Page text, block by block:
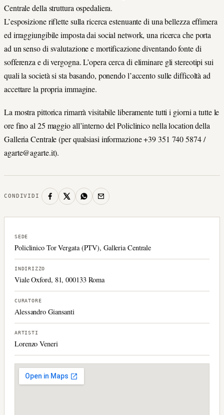
Centrale della struttura ospedaliera.
L’esposizione riflette sulla ricerca estenuante di una bellezza effimera
ed irraggiungibile imposta dai social network, una ricerca che porta
ad un senso di svalutazione e mortificazione diventando fonte di
sofferenza e di vergogna. L’opera cerca di eliminare gli stereotipi sui
quali la società si sta basando, ponendo l’accento sulle difficoltà ad
accettare la propria immagine.
La mostra pittorica rimarrà visitabile liberamente tutti i giorni a tutte le
ore fino al 25 maggio all’interno del Policlinico nella location della
Galleria Centrale (per qualsiasi informazione +39 351 740 5874 /
agarte@agarte.it).
CONDIVIDI
SEDE
Policlinico Tor Vergata (PTV), Galleria Centrale
INDIRIZZO
Viale Oxford, 81, 000133 Roma
CURATORE
Alessandro Giansanti
ARTISTI
Lorenzo Veneri